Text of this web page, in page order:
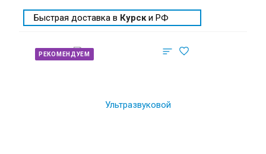
Быстрая доставка в Курски РФ
РЕКОМЕНДУЕМ